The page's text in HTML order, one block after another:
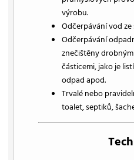
výrobu.
Odčerpávání vod
Odčerpávání
znečištěny
částicemi, jako je
odpad apod.
Trvalé nebo
toalet, septiků,